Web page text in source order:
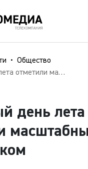
Общество
масштабным праздником
день лета